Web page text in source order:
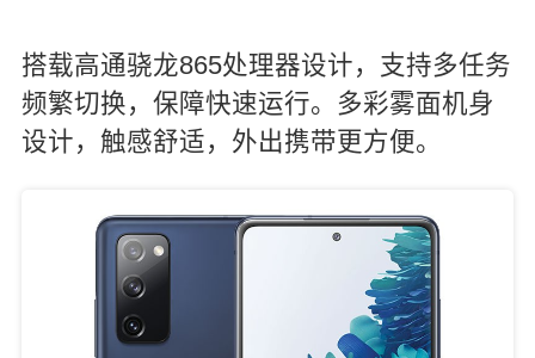
搭载高通骁龙865处理器设计，支持多任务
频繁切换，保障快速运行。多彩雾面机身
设计，触感舒适，外出携带更方便。